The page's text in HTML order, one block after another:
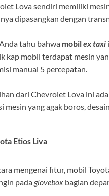
Lova sendiri memiliki
dipasangkan dengan
tahu bahwa mobilex taxi
kap mobil terdapat mesin
manual 5 percepatan.
dari Chevrolet Lova ini
mesin yang agak boros,
Etios Liva
mengenai fitur, mobil
pada glovebox bagian